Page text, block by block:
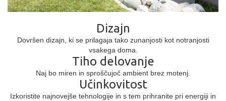
Dizajn
Dovršen dizajn, ki se prilagaja tako zunanjosti kot notranjosti
vsakega doma.
Tiho delovanje
Naj bo miren in sproščujoč ambient brez motenj.
Učinkovitost
Izkoristite najnovejše tehnologije in s tem prihranite pri energiji in